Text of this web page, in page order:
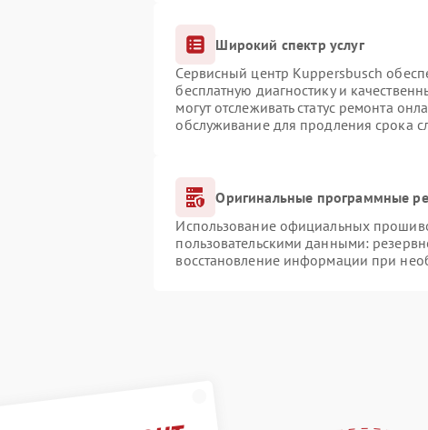
Широкий спектр услуг
Сервисный центр Kuppersbusch
бесплатную диагностику и
могут отслеживать статус ремонта
обслуживание для продления срока
Оригинальные программные
Использование официальных
пользовательскими данными:
восстановление информации при